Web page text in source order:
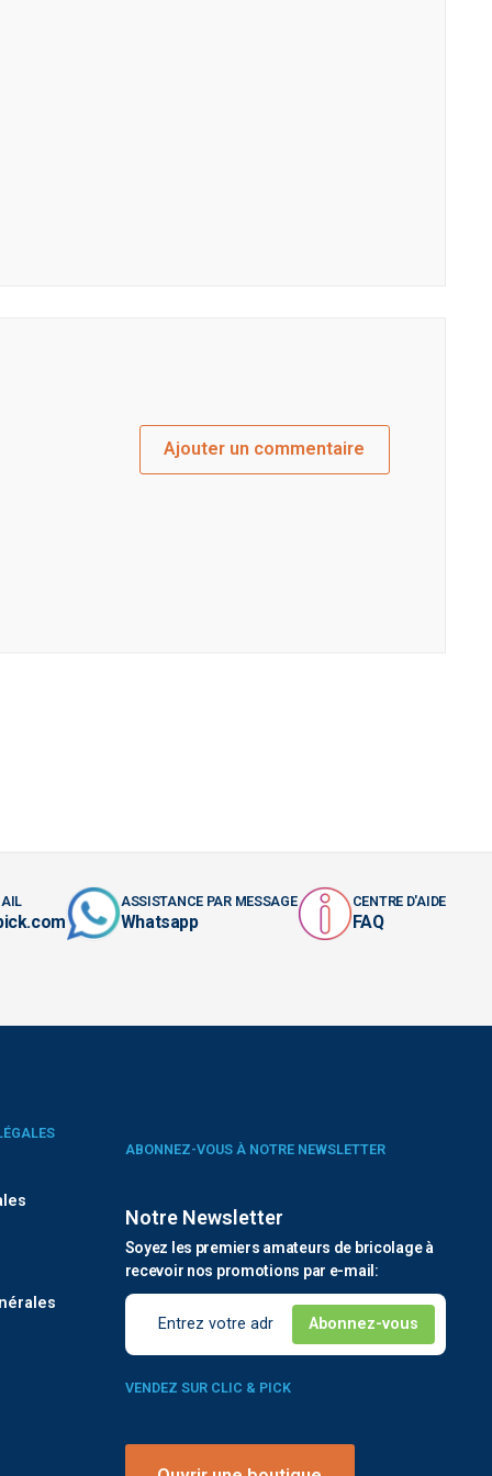
Ajouter un commentaire
ASSISTANCE PAR MESSAGE
Whatsapp
CENTRE D'AIDE
FAQ
ABONNEZ-VOUS À NOTRE NEWSLETTER
Notre Newsletter
Soyez les premiers amateurs de bricolage à
recevoir nos promotions par e-mail:
VENDEZ SUR CLIC & PICK